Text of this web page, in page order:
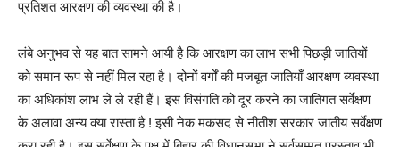
प्रतिशत आरक्षण की व्यवस्था की है।
लंबे अनुभव से यह बात सामने आयी है कि आरक्षण का लाभ सभी पिछड़ी जातियों
को समान रूप से नहीं मिल रहा है। दोनों वर्गों की मजबूत जातियाँ आरक्षण व्यवस्था
का अधिकांश लाभ ले ले रही हैं। इस विसंगति को दूर करने का जातिगत सर्वेक्षण
के अलावा अन्य क्या रास्ता है ! इसी नेक मकसद से नीतीश सरकार जातीय सर्वेक्षण